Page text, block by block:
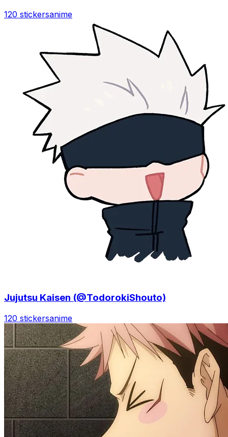
120 stickersanime
Jujutsu Kaisen (@TodorokiShouto)
120 stickersanime